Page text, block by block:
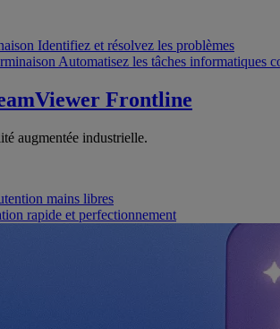
Identifiez et résolvez les problèmes
Automatisez les tâches informatiques
Frontline
augmentée industrielle.
mains libres
rapide et perfectionnement